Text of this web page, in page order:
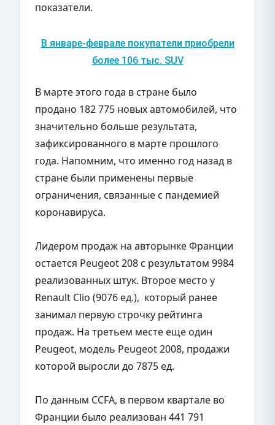
показатели.
В январе-феврале покупатели приобрели
более 106 тыс. SUV
В марте этого года в стране было
продано 182 775 новых автомобилей, что
значительно больше результата,
зафиксированного в марте прошлого
года. Напомним, что именно год назад в
стране были применены первые
ограничения, связанные с пандемией
коронавируса.
Лидером продаж на авторынке Франции
остается Peugeot 208 с результатом 9984
реализованных штук. Второе место у
Renault Clio (9076 ед.), который ранее
занимал первую строчку рейтинга
продаж. На третьем месте еще один
Peugeot, модель Peugeot 2008, продажи
которой выросли до 7875 ед.
По данным CCFA, в первом квартале во
Франции было реализован 441 791